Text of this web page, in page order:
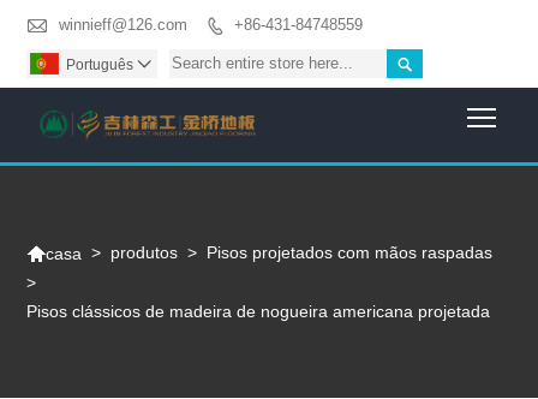
 winnieff@126.com  +86-431-84748559

Português 
casa > produtos > Pisos projetados com mãos raspadas
>
Pisos clássicos de madeira de nogueira americana projetada